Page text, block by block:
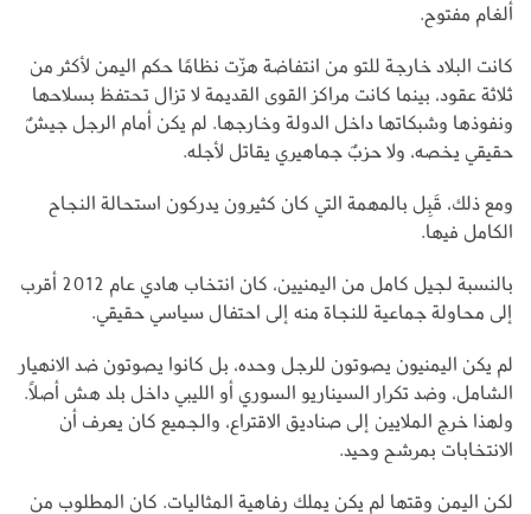
ألغام مفتوح.
كانت البلاد خارجة للتو من انتفاضة هزّت نظامًا حكم اليمن لأكثر من
ثلاثة عقود، بينما كانت مراكز القوى القديمة لا تزال تحتفظ بسلاحها
ونفوذها وشبكاتها داخل الدولة وخارجها. لم يكن أمام الرجل جيشٌ
حقيقي يخصه، ولا حزبٌ جماهيري يقاتل لأجله.
ومع ذلك، قَبِل بالمهمة التي كان كثيرون يدركون استحالة النجاح
الكامل فيها.
بالنسبة لجيل كامل من اليمنيين، كان انتخاب هادي عام 2012 أقرب
إلى محاولة جماعية للنجاة منه إلى احتفال سياسي حقيقي.
لم يكن اليمنيون يصوتون للرجل وحده، بل كانوا يصوتون ضد الانهيار
الشامل، وضد تكرار السيناريو السوري أو الليبي داخل بلد هش أصلًا.
ولهذا خرج الملايين إلى صناديق الاقتراع، والجميع كان يعرف أن
الانتخابات بمرشح وحيد.
لكن اليمن وقتها لم يكن يملك رفاهية المثاليات. كان المطلوب من